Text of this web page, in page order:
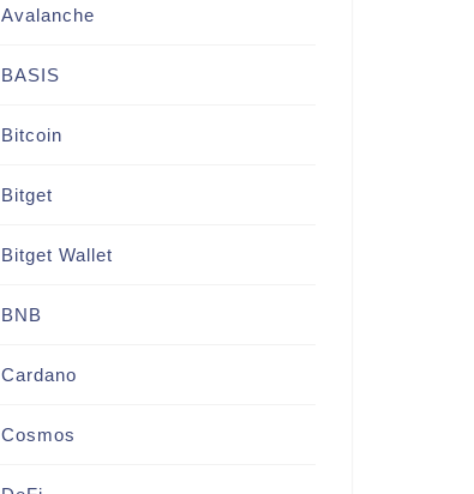
Avalanche
BASIS
Bitcoin
Bitget
Bitget Wallet
BNB
Cardano
Cosmos